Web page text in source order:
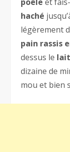
haché
légèrement
pain rassis
dessus le
dizaine de
mou et bien